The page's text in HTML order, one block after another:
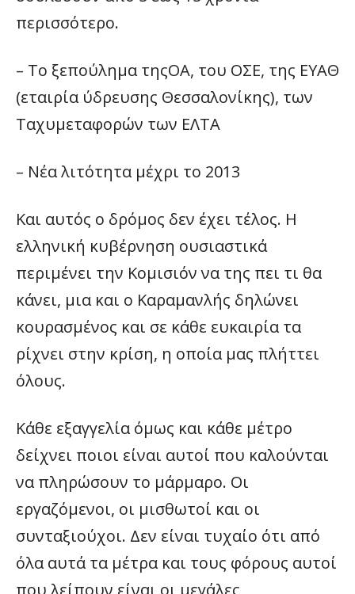
περισσότερο.
– Το ξεπούλημα τηςΟΑ, του ΟΣΕ, της ΕΥΑΘ
(εταιρία ύδρευσης Θεσσαλονίκης), των
Ταχυμεταφορών των ΕΛΤΑ
– Νέα λιτότητα μέχρι το 2013
Και αυτός ο δρόμος δεν έχει τέλος. Η
ελληνική κυβέρνηση ουσιαστικά
περιμένει την Κομισιόν να της πει τι θα
κάνει, μια και ο Καραμανλής δηλώνει
κουρασμένος και σε κάθε ευκαιρία τα
ρίχνει στην κρίση, η οποία μας πλήττει
όλους.
Κάθε εξαγγελία όμως και κάθε μέτρο
δείχνει ποιοι είναι αυτοί που καλούνται
να πληρώσουν το μάρμαρο. Οι
εργαζόμενοι, οι μισθωτοί και οι
συνταξιούχοι. Δεν είναι τυχαίο ότι από
όλα αυτά τα μέτρα και τους φόρους αυτοί
που λείπουν είναι οι μεγάλες